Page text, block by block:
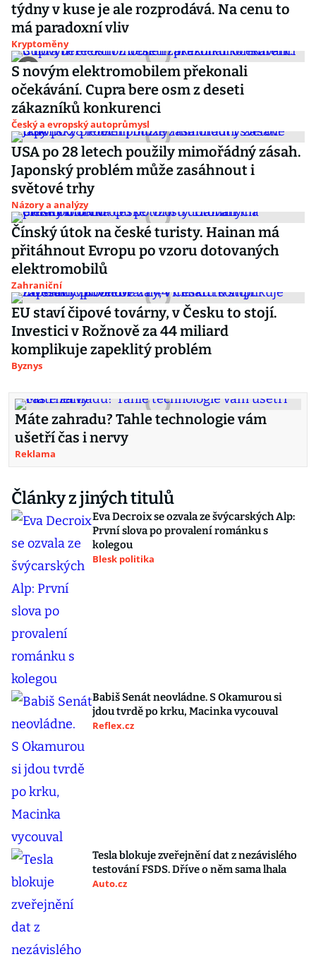
týdny v kuse je ale rozprodává. Na cenu to
má paradoxní vliv
Kryptoměny
S novým elektromobilem překonali
očekávání. Cupra bere osm z deseti
zákazníků konkurenci
Český a evropský autoprůmysl
USA po 28 letech použily mimořádný zásah.
Japonský problém může zasáhnout i
světové trhy
Názory a analýzy
Čínský útok na české turisty. Hainan má
přitáhnout Evropu po vzoru dotovaných
elektromobilů
Zahraniční
EU staví čipové továrny, v Česku to stojí.
Investici v Rožnově za 44 miliard
komplikuje zapeklitý problém
Byznys
Máte zahradu? Tahle technologie vám
ušetří čas i nervy
Reklama
Články z jiných titulů
Eva Decroix se ozvala ze švýcarských Alp:
První slova po provalení románku s
kolegou
Blesk politika
Babiš Senát neovládne. S Okamurou si
jdou tvrdě po krku, Macinka vycouval
Reflex.cz
Tesla blokuje zveřejnění dat z nezávislého
testování FSDS. Dříve o něm sama lhala
Auto.cz